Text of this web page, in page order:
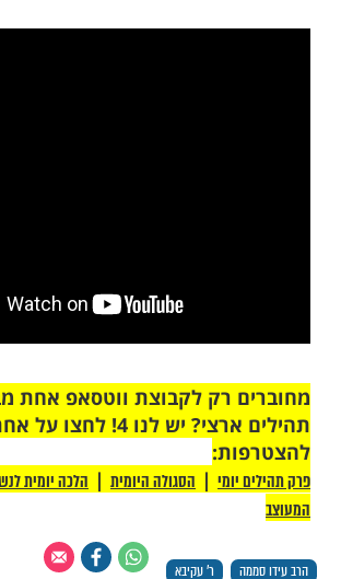
שמעון בר יוחאי מנע גזירה של הרס העולם?